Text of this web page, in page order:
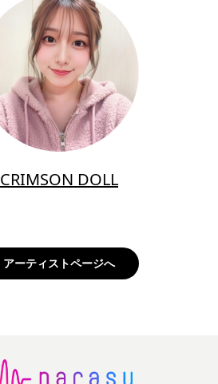
CRIMSON DOLL
アーティストページへ